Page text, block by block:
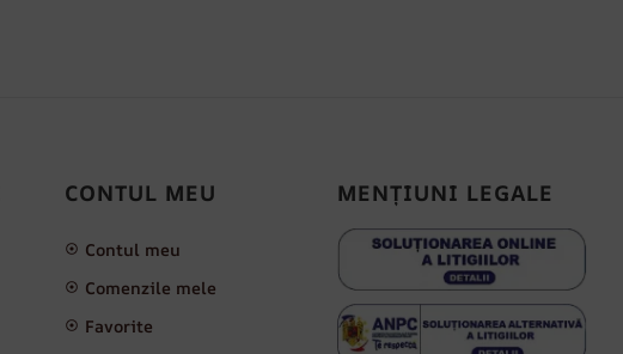
CONTUL MEU
Contul meu
Comenzile mele
Favorite
MENȚIUNI LEGALE